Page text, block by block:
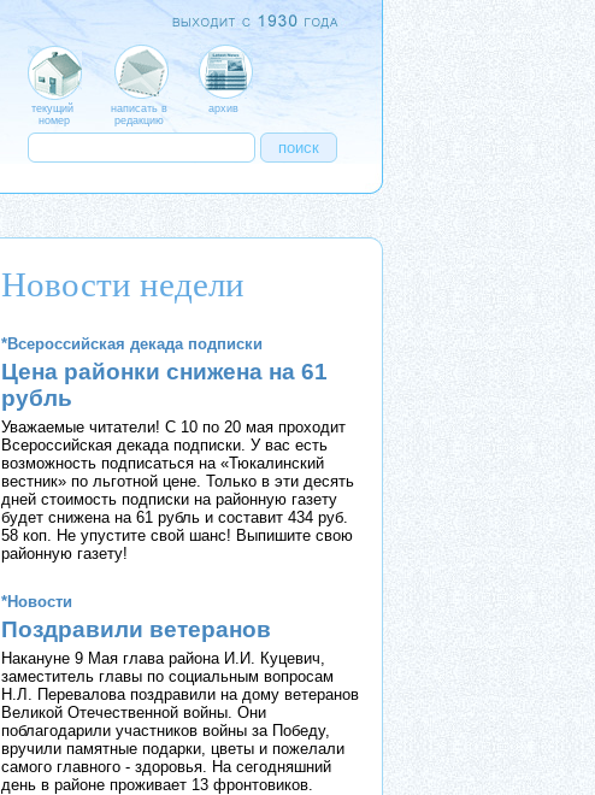
текущий
номер
написать в
редакцию
архив
Новости недели
*Всероссийская декада подписки
Цена районки снижена на 61
рубль
Уважаемые читатели! С 10 по 20 мая проходит
Всероссийская декада подписки. У вас есть
возможность подписаться на «Тюкалинский
вестник» по льготной цене. Только в эти десять
дней стоимость подписки на районную газету
будет снижена на 61 рубль и составит 434 руб.
58 коп. Не упустите свой шанс! Выпишите свою
районную газету!
*Новости
Поздравили ветеранов
Накануне 9 Мая глава района И.И. Куцевич,
заместитель главы по социальным вопросам
Н.Л. Перевалова поздравили на дому ветеранов
Великой Отечественной войны. Они
поблагодарили участников войны за Победу,
вручили памятные подарки, цветы и пожелали
самого главного - здоровья. На сегодняшний
день в районе проживает 13 фронтовиков.